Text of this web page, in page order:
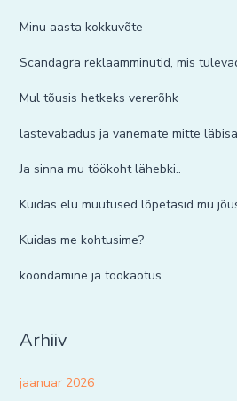
Minu aasta kokkuvõte
Scandagra reklaamminutid, mis
Mul tõusis hetkeks vererõhk
lastevabadus ja vanemate mitte
Ja sinna mu töökoht lähebki..
Kuidas elu muutused lõpetasid mu
Kuidas me kohtusime?
koondamine ja töökaotus
Arhiiv
jaanuar 2026